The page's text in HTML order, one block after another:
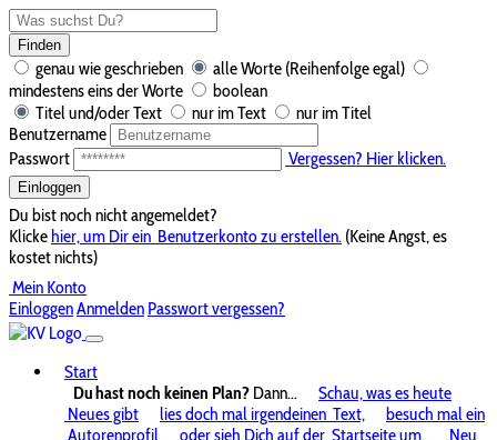
Finden
genau wie geschrieben
alle Worte (Reihenfolge egal)
mindestens eins der Worte
boolean
Titel und/oder Text
nur im Text
nur im Titel
Benutzername
Passwort
Vergessen? Hier klicken.
Einloggen
Du bist noch nicht angemeldet?
Klickehier, um Dir ein Benutzerkonto zu erstellen. (Keine Angst, es
kostet nichts)
Mein Konto
EinloggenAnmelden Passwort vergessen?
Start
Du hast noch keinen Plan? Dann...
Schau, was es heute
Neues gibt
lies doch mal irgendeinen Text,
besuch mal ein
Autorenprofil
oder sieh Dich auf der Startseite um.
Neu